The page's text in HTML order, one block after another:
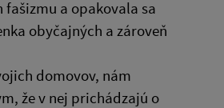
a opakovala sa
obyčajných a zároveň
domovov, nám
že v nej prichádzajú o